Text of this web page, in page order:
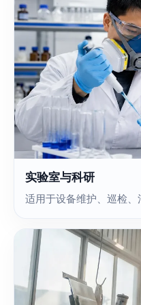
实验室与科研
适用于设备维护、巡检、